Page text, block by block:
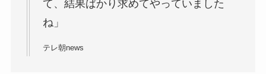
て、結果ばかり求めてやっていました
ね」
テレ朝news